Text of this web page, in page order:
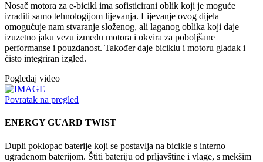
Nosač motora za e-bicikl ima sofisticirani oblik koji je moguće
izraditi samo tehnologijom lijevanja. Lijevanje ovog dijela
omogućuje nam stvaranje složenog, ali laganog oblika koji daje
izuzetno jaku vezu između motora i okvira za poboljšane
performanse i pouzdanost. Također daje biciklu i motoru gladak i
čisto integriran izgled.
Pogledaj video
Povratak na pregled
ENERGY GUARD TWIST
Dupli poklopac baterije koji se postavlja na bicikle s interno
ugrađenom baterijom. Štiti bateriju od prljavštine i vlage, s mekšim